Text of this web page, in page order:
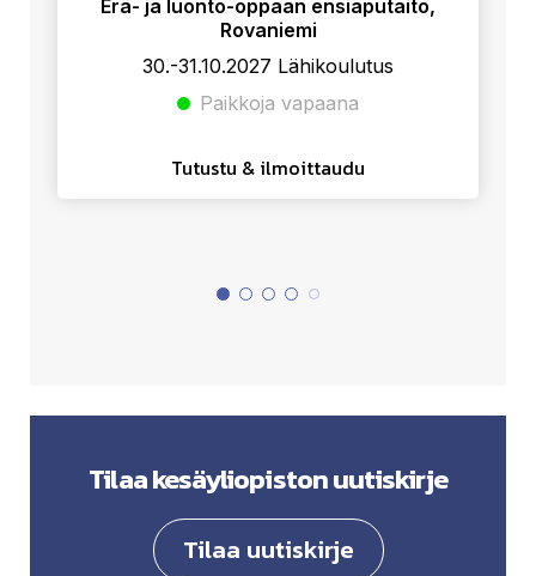
Erä- ja luonto-oppaan ensiaputaito,
Rovaniemi
30.-31.10.2027 Lähikoulutus
Paikkoja vapaana
Tutustu & ilmoittaudu
Tilaa kesäyliopiston uutiskirje
Tilaa uutiskirje